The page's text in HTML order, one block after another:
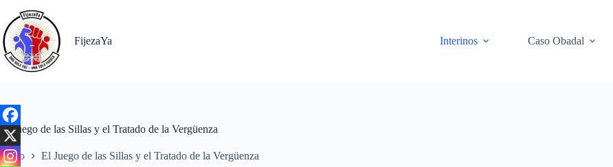
FijezaYa Interinos Caso Obadal
El Juego de las Sillas y el Tratado de la Vergüenza
Inicio El Juego de las Sillas y el Tratado de la Vergüenza